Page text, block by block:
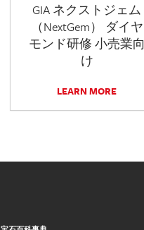
GIA ネクストジェム
（NextGem） ダイヤ
モンド研修 小売業向
け
LEARN MORE